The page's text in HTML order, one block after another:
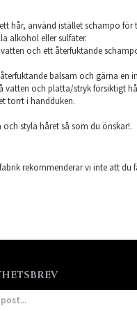
hår, använd istället schampo för
alkohol eller sulfater.
och ett återfuktande
balsam och gärna en
vatten och platta/stryk försiktigt
torrt i handduken.
styla håret så som du önskar!.
rekommenderar vi inte att du